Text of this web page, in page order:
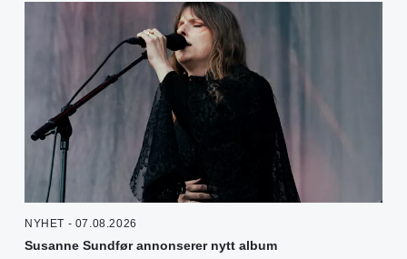
NYHET - 07.08.2026
Susanne Sundfør annonserer nytt album